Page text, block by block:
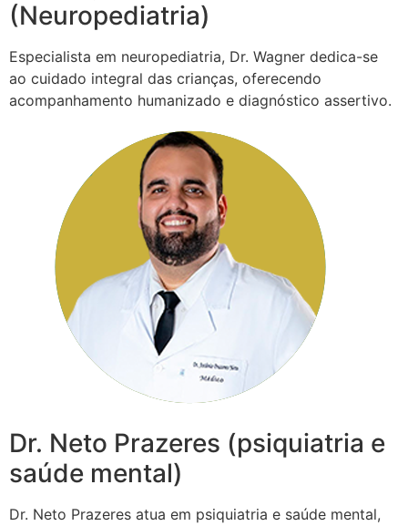
(Neuropediatria)
Especialista em neuropediatria, Dr. Wagner dedica-se
ao cuidado integral das crianças, oferecendo
acompanhamento humanizado e diagnóstico assertivo.
Dr. Neto Prazeres (psiquiatria e
saúde mental)
Dr. Neto Prazeres atua em psiquiatria e saúde mental,